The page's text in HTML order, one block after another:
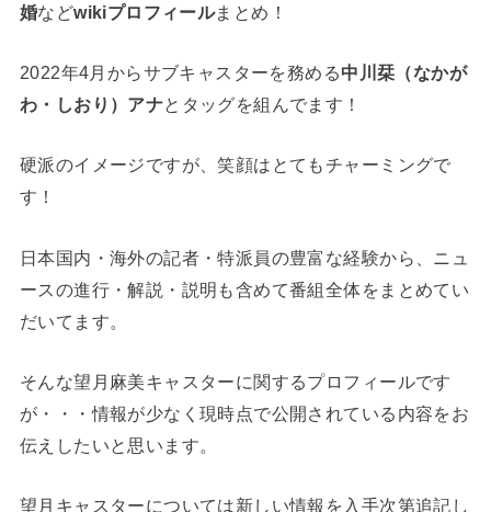
婚などwikiプロフィールまとめ！
2022年4月からサブキャスターを務める中川栞（なかが
わ・しおり）アナとタッグを組んでます！
硬派のイメージですが、笑顔はとてもチャーミングで
す！
日本国内・海外の記者・特派員の豊富な経験から、ニュ
ースの進行・解説・説明も含めて番組全体をまとめてい
だいてます。
そんな望月麻美キャスターに関するプロフィールです
が・・・情報が少なく現時点で公開されている内容をお
伝えしたいと思います。
望月キャスターについては新しい情報を入手次第追記し